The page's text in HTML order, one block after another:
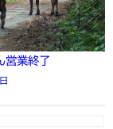
営業終了